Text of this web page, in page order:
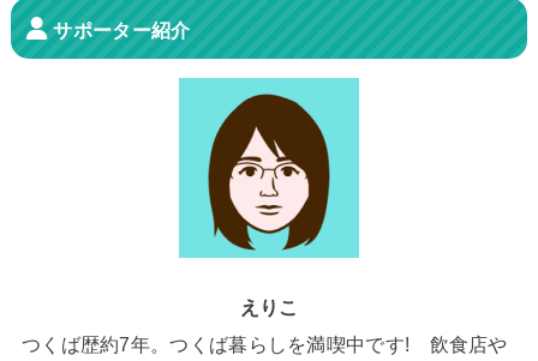
サポーター紹介
えりこ
つくば歴約7年。つくば暮らしを満喫中です! 飲食店や